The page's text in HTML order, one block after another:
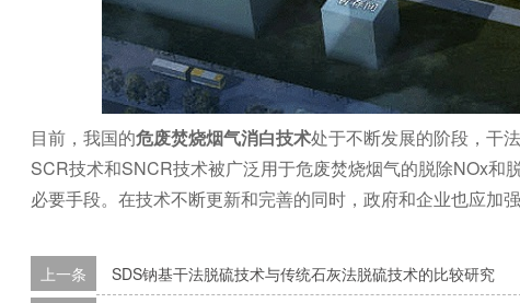
目前，我国的危废焚烧烟气消白技术处于不断发展的阶段，干
SCR技术和SNCR技术被广泛用于危废焚烧烟气的脱除NOx和
必要手段。在技术不断更新和完善的同时，政府和企业也应加
上一条
SDS钠基干法脱硫技术与传统石灰法脱硫技术的比较研究